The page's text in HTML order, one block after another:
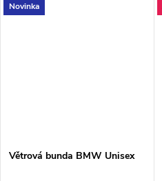
Novinka
Větrová bunda BMW Unisex